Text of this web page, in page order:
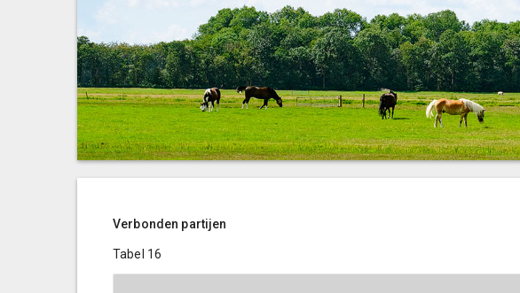
Verbonden partijen
Tabel 16